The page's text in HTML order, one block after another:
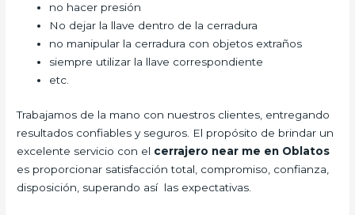
no hacer presión
No dejar la llave dentro de la cerradura
no manipular la cerradura con objetos extraños
siempre utilizar la llave correspondiente
etc.
Trabajamos de la mano con nuestros clientes, entregando
resultados confiables y seguros. El propósito de brindar un
excelente servicio con el cerrajero near me en Oblatos
es proporcionar satisfacción total, compromiso, confianza,
disposición, superando así las expectativas.